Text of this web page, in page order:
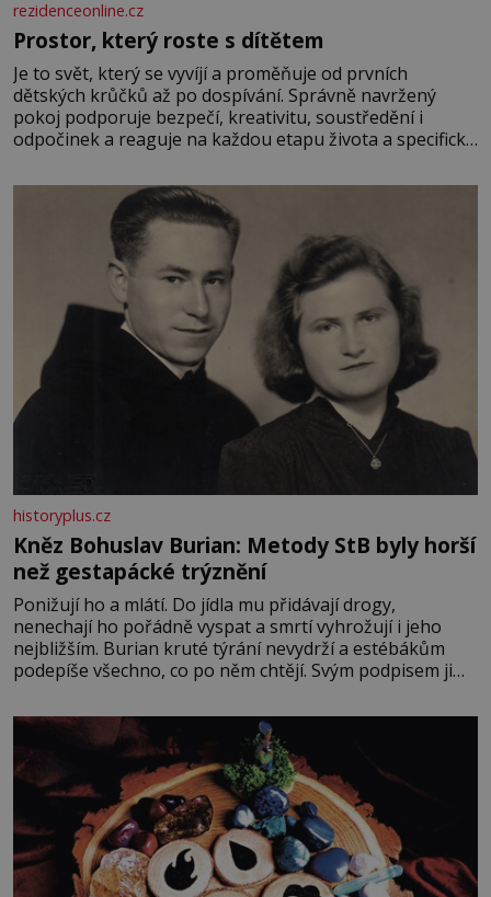
rezidenceonline.cz
Prostor, který roste s dítětem
Je to svět, který se vyvíjí a proměňuje od prvních
dětských krůčků až po dospívání. Správně navržený
pokoj podporuje bezpečí, kreativitu, soustředění i
odpočinek a reaguje na každou etapu života a specifické
měkkost a bezpečí, proto by pokoj miminka měl působit
především klidně a útulně. Předškolní věk je
historyplus.cz
Kněz Bohuslav Burian: Metody StB byly horší
než gestapácké trýznění
Ponižují ho a mlátí. Do jídla mu přidávají drogy,
nenechají ho pořádně vyspat a smrtí vyhrožují i jeho
nejbližším. Burian kruté týrání nevydrží a estébákům
podepíše všechno, co po něm chtějí. Svým podpisem jim
fyzický ani psychický nátlak. Syn brněnského řezníka
chce být knězem a